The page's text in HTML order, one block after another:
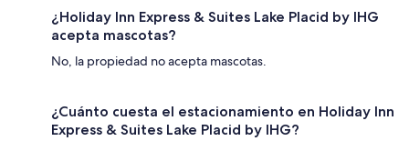
¿Holiday Inn Express & Suites Lake Placid by IHG
acepta mascotas?
No, la propiedad no acepta mascotas.
¿Cuánto cuesta el estacionamiento en Holiday Inn
Express & Suites Lake Placid by IHG?